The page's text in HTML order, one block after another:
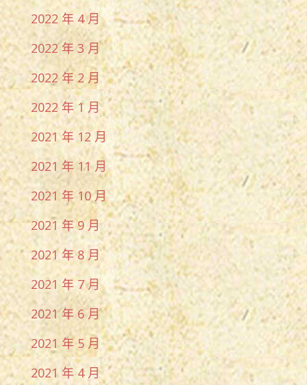
2022 年 4 月
2022 年 3 月
2022 年 2 月
2022 年 1 月
2021 年 12 月
2021 年 11 月
2021 年 10 月
2021 年 9 月
2021 年 8 月
2021 年 7 月
2021 年 6 月
2021 年 5 月
2021 年 4 月